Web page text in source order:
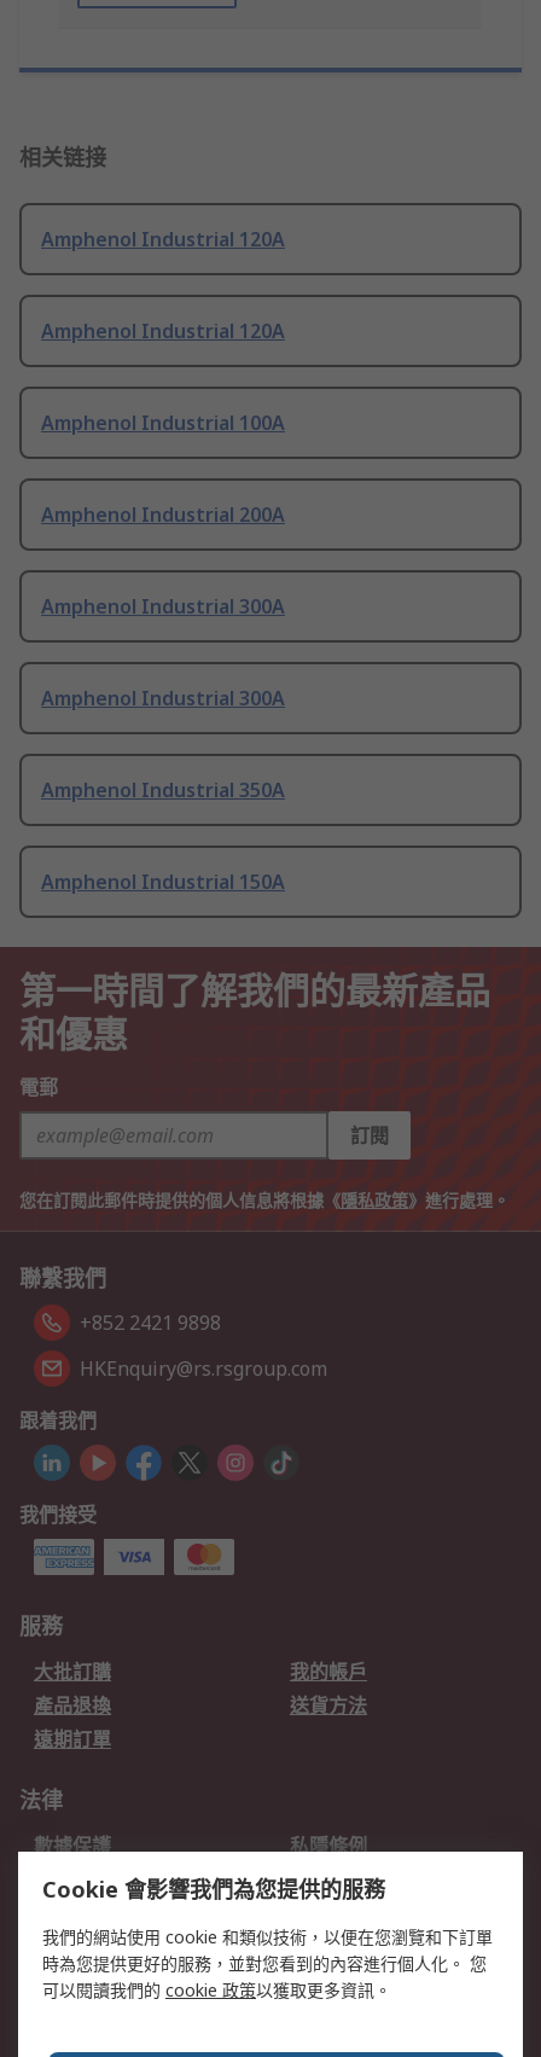
相关链接
Amphenol Industrial 120A
Amphenol Industrial 120A
Amphenol Industrial 100A
Amphenol Industrial 200A
Amphenol Industrial 300A
Amphenol Industrial 300A
Amphenol Industrial 350A
Amphenol Industrial 150A
第一時間了解我們的最新產品
和優惠
電郵
訂閱
您在訂閱此郵件時提供的個人信息將根據《隱私政策》進行處理。
聯繫我們
+852 2421 9898
HKEnquiry@rs.rsgroup.com
跟着我們
我們接受
服務
大批訂購
我的帳戶
產品退換
送貨方法
遠期訂單
法律
數據保護
私隱條例
網站條款
郵件安全
關於RS
Cookie 會影響我們為您提供的服務
我們的網站使用 cookie 和類似技術，以便在您瀏覽和下訂單
時為您提供更好的服務，並對您看到的內容進行個人化。 您
可以閱讀我們的 cookie 政策以獲取更多資訊。